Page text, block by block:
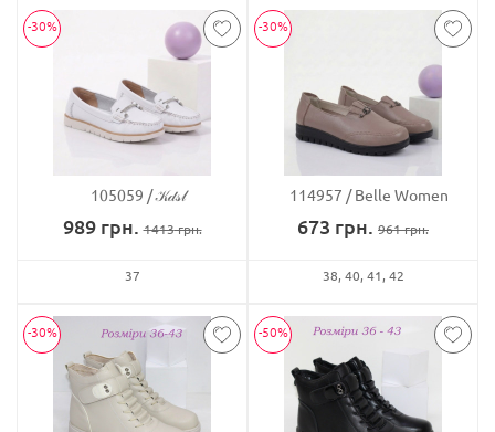
-30%
105059 𝒦𝒹𝓈𝓁
989грн. 1413грн.
37
-30%
114957 Belle Women
673 грн. 961грн.
38 40 41 42
-30% -50%